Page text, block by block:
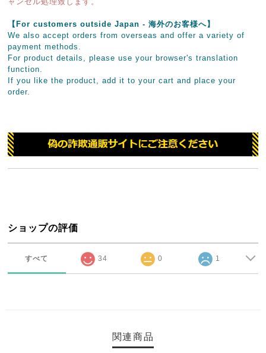
【For customers outside Japan - 海外のお客様へ】
We also accept orders from overseas and offer a variety of
payment methods.
For product details, please use your browser's translation
function.
If you like the product, add it to your cart and place your
order.
ショップの評価
すべて 34 0 1
関連商品